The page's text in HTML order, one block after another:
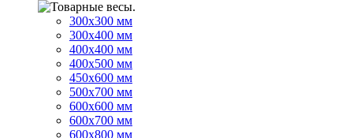
300х300 мм
300х400 мм
400х400 мм
400х500 мм
450х600 мм
500х700 мм
600х600 мм
600х700 мм
600х800 мм